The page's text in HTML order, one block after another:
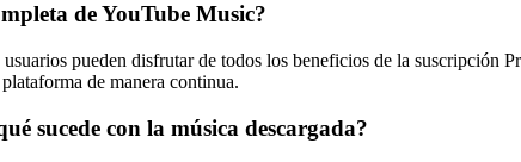
de YouTube Music?
pueden disfrutar de todos los beneficios de la suscripción
de manera continua.
sucede con la música descargada?